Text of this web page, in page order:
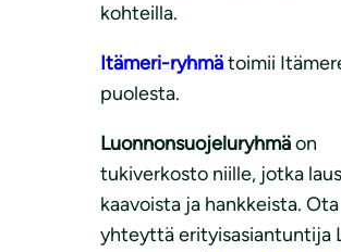
kohteilla.
Itämeri-ryhmätoimii
puolesta.
Luonnonsuojeluryhmäon
tukiverkosto niille, jotka
kaavoista ja hankkeista. Ota
yhteyttä erityisasiantuntija